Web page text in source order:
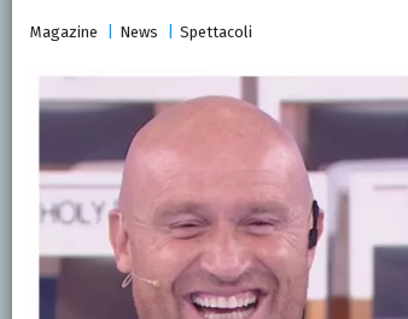
Magazine News Spettacoli